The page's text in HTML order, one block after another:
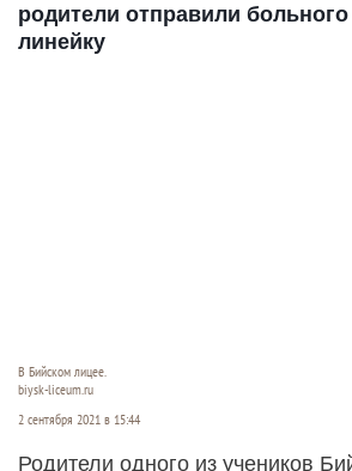
родители отправили
линейку
В Бийском лицее.
biysk-liceum.ru
2 сентября 2021 в 15:44
Родители одного из учеников